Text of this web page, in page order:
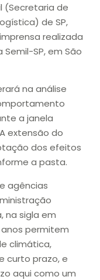
(Secretaria de
de SP,
realizada
SP, em São
na análise
a janela
extensão do
dos efeitos
a pasta.
agências
na sigla em
anos permitem
climática,
curto prazo, e
aqui como um